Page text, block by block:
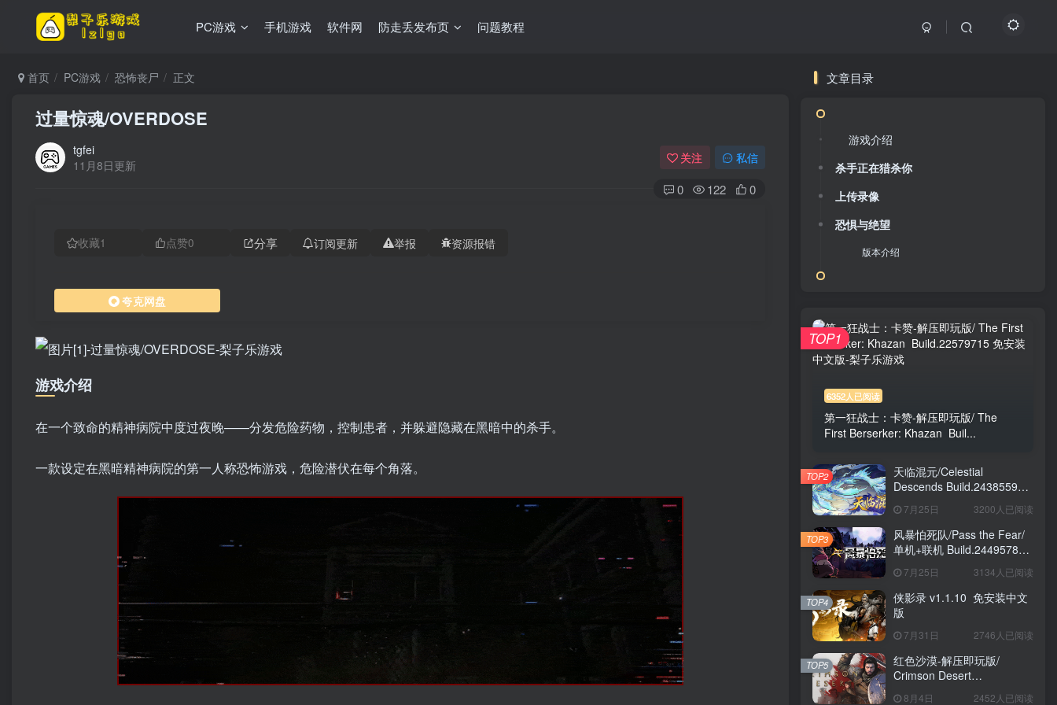
PC游戏 手机游戏 软件网 防走丢发布页 问题教程
首页 PC游戏 恐怖丧尸 正文
过量惊魂/OVERDOSE
tgfei
11月8日更新
关注 私信
0 122 0
收藏1 点赞0 分享 订阅更新 举报 资源报错
夸克网盘
游戏介绍
在一个致命的精神病院中度过夜晚——分发危险药物，控制患者，并躲避隐藏在黑暗中的杀手。
一款设定在黑暗精神病院的第一人称恐怖游戏，危险潜伏在每个角落。
文章目录
游戏介绍
杀手正在猎杀你
上传录像
恐惧与绝望
版本介绍
6352人已阅读
第一狂战士：卡赞-解压即玩版/ The
First Berserker: Khazan Buil...
TOP1
天临混元/Celestial
Descends Build.24385591
7月25日 3200人已阅读
TOP2
风暴怕死队/Pass the Fear/
单机+联机 Build.24495782
7月25日 3134人已阅读
TOP3
侠影录 v1.1.10 免安装中文
版
7月31日 2746人已阅读
TOP4
红色沙漠-解压即玩版/
Crimson Desert
8月4日 2452人已阅读
TOP5